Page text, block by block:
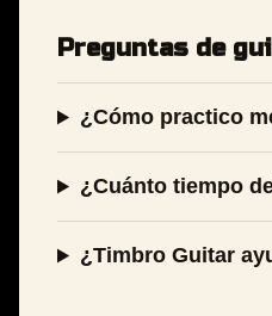
Preguntas de
¿Cómo practico
¿Cuánto tiempo
¿Timbro Guitar